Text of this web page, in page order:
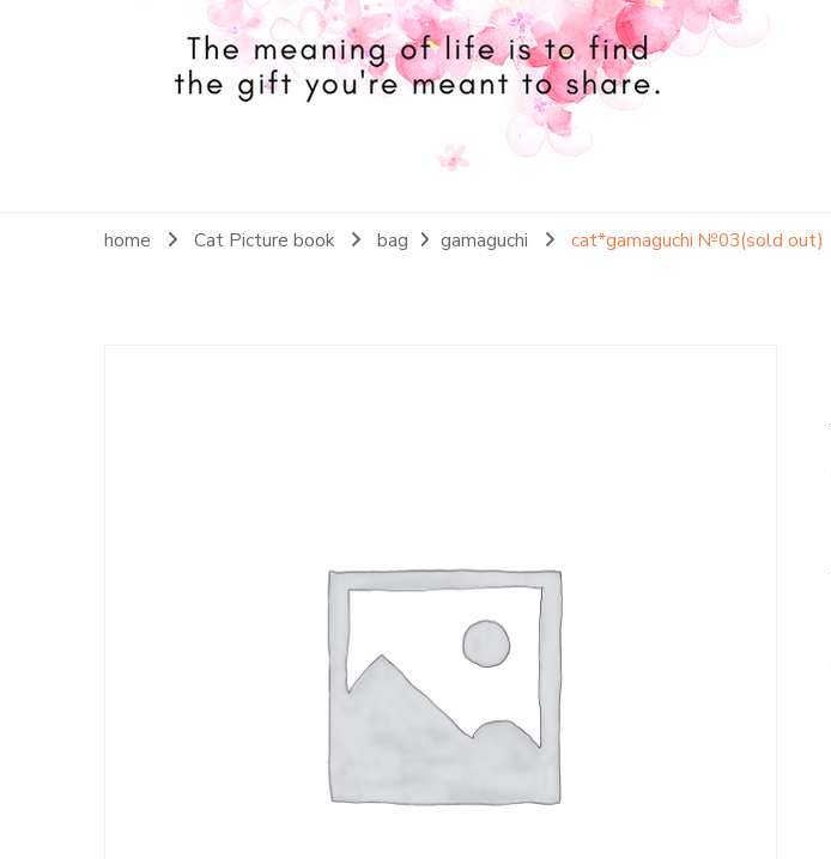
home Cat Picture book bag gamaguchi cat*gamaguchi №03(sold out)